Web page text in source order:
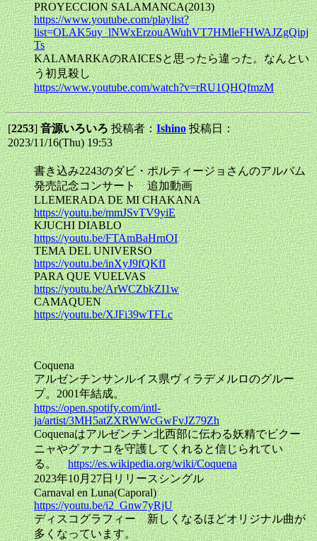
PROYECCION SALAMANCA(2013)
https://www.youtube.com/playlist?
list=OLAK5uy_lNWxErzouAWuhVT7HMleFHWAJZgQipj
Ts
KALAMARKAのRAICESと思ったら違った。なんとい
う初見殺し
https://www.youtube.com/watch?v=rRU1QHQfmzM
[2253]音源いろいろ投稿者：Ishino 投稿日：
2023/11/16(Thu) 19:53
書き込み2243のダビ・ポルティージョさんのアルバム
発売記念コンサート 追加動画
LLEMERADA DE MI CHAKANA
https://youtu.be/mmJSvTV9yiE
KJUCHI DIABLO
https://youtu.be/FTAmBaHrnOI
TEMA DEL UNIVERSO
https://youtu.be/inXyJ9fQKfI
PARA QUE VUELVAS
https://youtu.be/ArWCZbkZI1w
CAMAQUEN
https://youtu.be/XJFi39wTFLc
Coquena
アルゼンチンサンルイス県ヴィラデメルロのグルー
プ。2001年結成。
https://open.spotify.com/intl-
ja/artist/3MH5atZXRWWcGwFvJZ79Zh
Coquenaはアルゼンチン北西部に伝わる妖精でビクー
ニャやグァナコを守護してくれると信じられてい
る。https://es.wikipedia.org/wiki/Coquena
2023年10月27日リリースシングル
Carnaval en Luna(Caporal)
https://youtu.be/i2_Gnw7yRjU
ディスコグラフィー 新しくなるほどオリジナル曲が
多くなっています。